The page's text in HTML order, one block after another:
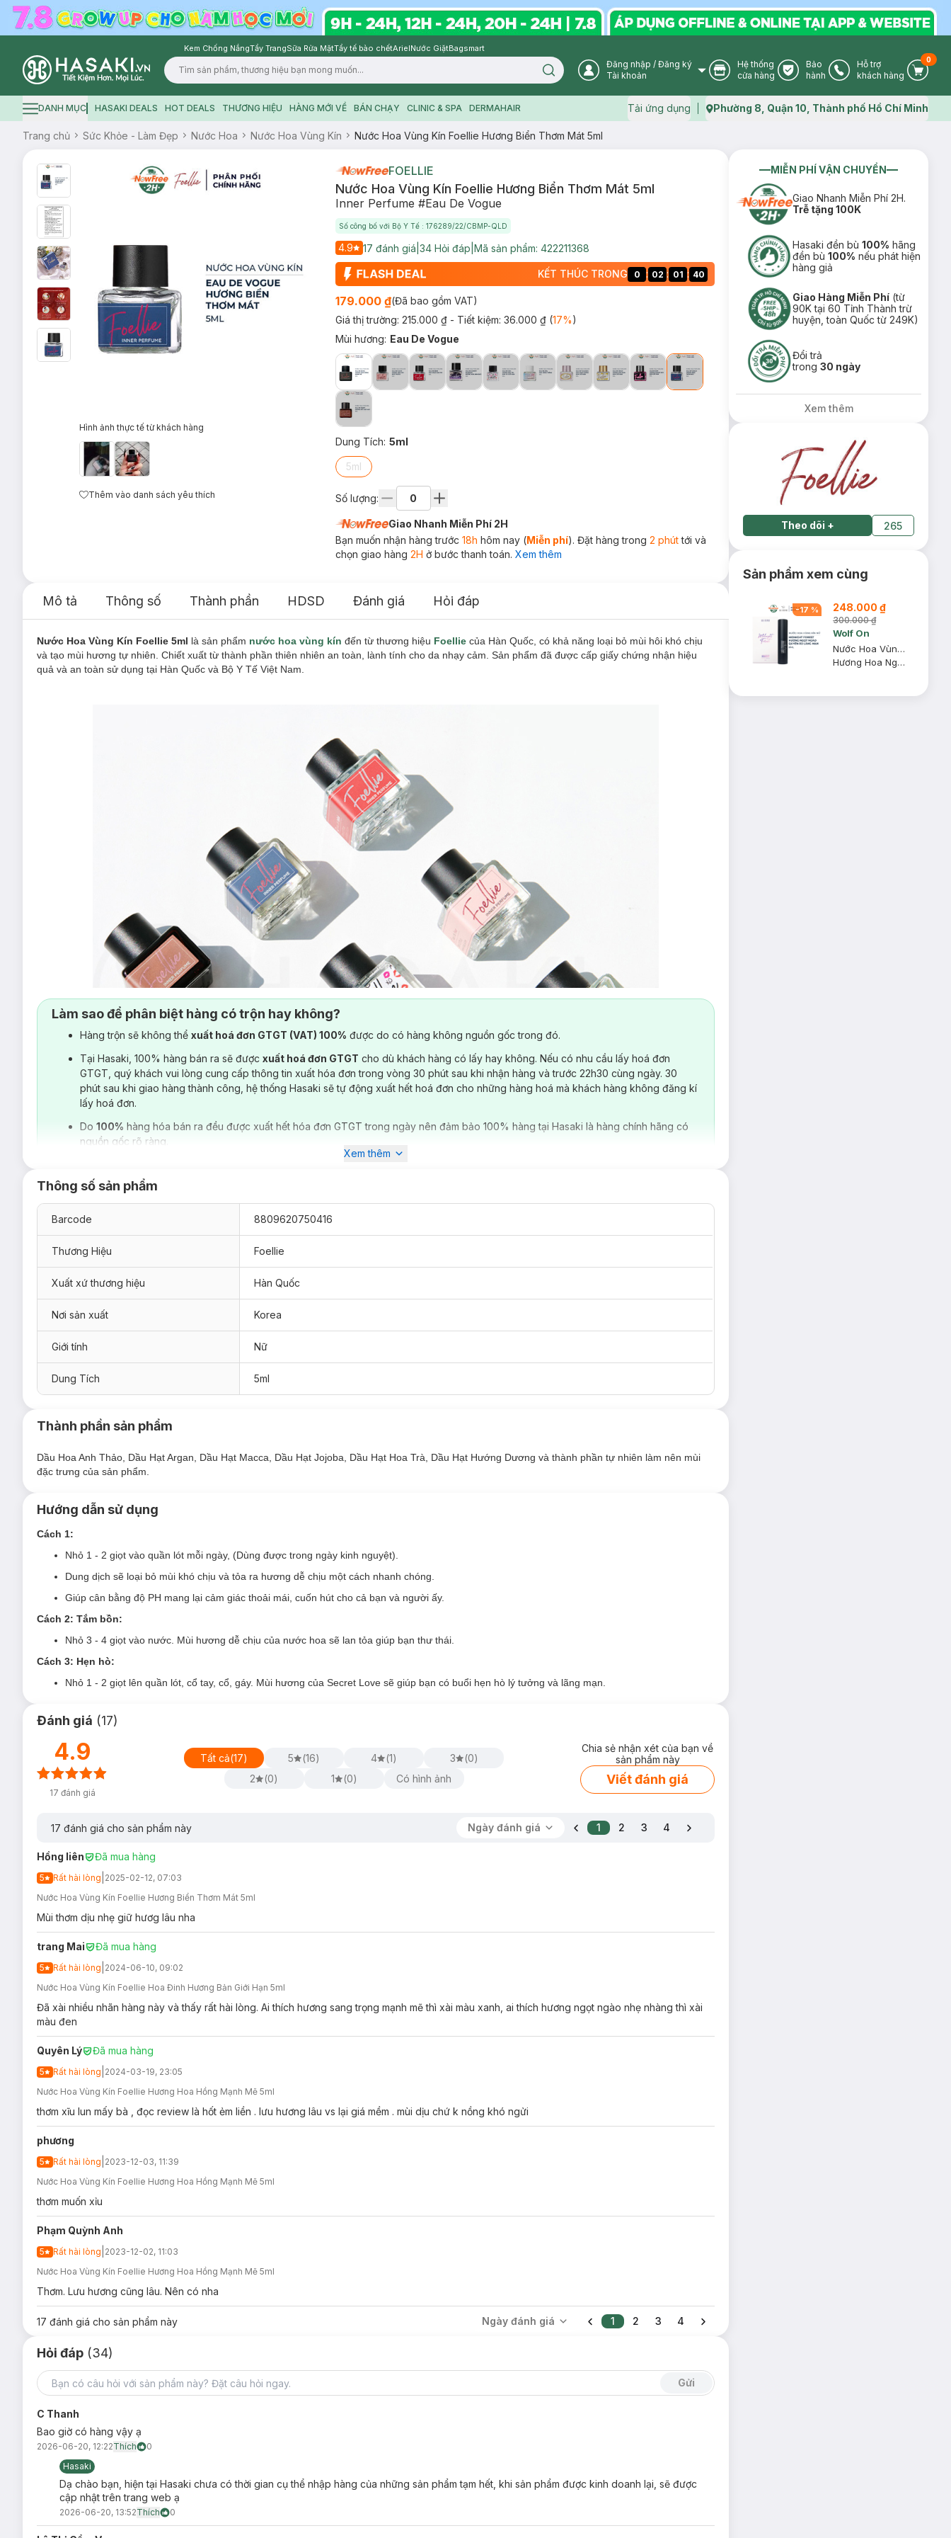
Kem Chống NắngTẩy TrangSữa Rửa MặtTẩy tế bào chếtArielNước GiặtBagsmart
Logo
Search icon User Icon
Đăng nhập / Đăng ký
Tài khoản
Store Icon
Hệ thống
cửa hàng
Warranty Icon
Bảo
hành
Phone Icon
Hỗ trợ
khách hàng
Cart
0
Hamburger icon
DANH MỤC HASAKI DEALS HOT DEALS THƯƠNG HIỆU HÀNG MỚI VỀ BÁN CHẠY CLINIC & SPA DERMAHAIR Tải ứng dụng Map icon
Phường 8, Quận 10, Thành phố Hồ Chí Minh
Trang chủ Sức Khỏe - Làm Đẹp Nước Hoa Nước Hoa Vùng Kín Nước Hoa Vùng Kín Foellie Hương Biển Thơm Mát 5ml
Hình ảnh thực tế từ khách hàng
Thêm vào danh sách yêu thích
FOELLIE
Nước Hoa Vùng Kín Foellie Hương Biển Thơm Mát 5ml
Inner Perfume #Eau De Vogue
Số công bố với Bộ Y Tế : 176289/22/CBMP-QLD
4.9 17 đánh giá 34Hỏi đáp Mã sản phẩm: 422211368
KẾT THÚC TRONG 0 : 02 : 01 : 39
179.000 ₫(Đã bao gồm VAT)
Giá thị trường: 215.000 ₫ - Tiết kiệm: 36.000 ₫(17%)
Mùi hương: Eau De Vogue
Dung Tích: 5ml
5ml
Số lượng:
Giao Nhanh Miễn Phí 2H
Bạn muốn nhận hàng trước 18h hôm nay (Miễn phí). Đặt hàng trong 2 phúttới và
chọn giao hàng 2H ở bước thanh toán. Xem thêm
Mô tả Thông số Thành phần HDSD Đánh giá Hỏi đáp
Nước Hoa Vùng Kín Foellie 5ml là sản phẩm nước hoa vùng kín đến từ thương hiệu Foellie của Hàn Quốc, có khả năng loại bỏ mùi hôi khó chịu
và tạo mùi hương tự nhiên. Chiết xuất từ thành phần thiên nhiên an toàn, lành tính cho da nhạy cảm. Sản phẩm đã được cấp giấy chứng nhận hiệu
quả và an toàn sử dụng tại Hàn Quốc và Bộ Y Tế Việt Nam.
sâu sắc. Đây là màu bán chạy nhất.
Eau De Fleur - Hương Trái Cây Ngọt Ngào (Màu hồng):Hương trái cây dịu nhẹ, ngọt ngào, trẻ trung.
Eau De Bebe - Hương Hoa Ngọc Lan Tây (Màu đỏ):
hương trái cây dịu ngọt nhẹ nhàng.
Eau De Cherry Blossom - Hương Hoa Anh Đào (Màu tím):
thanh lịch, dịu dàng.
Eau De Ciel - Hương Hoa Hồng Trắng (Màu bạc ánh tím hồng):Mùi hoa hồng trắng thanh nhẹ.
Eau De Miel - Hương Dâu Tây (Bản giới hạn XO):
Eau De Venus - Hương Hoa Nhài (Bản giới hạn, màu trắng vàng):
Eau De Noir - Hương Cherry Đen (Bản giới hạn, màu hồng tím):
Eau De Foret - Hương Gỗ Tươi Mát (Màu nâu):Là mùi hương đặc trưng của gỗ ấm áp và đầy quyến rũ cho bạn một cảm giác quý phái.
Eau De Vogue - Hương Biển Thơm Mát (Màu xanh):Mang mùi hương thanh mát của phúc bồn tử và trái táo.
Đối tượng sử dụng Nước Hoa Vùng Kín Foellie Inner Perfume:
Sản phẩm thích hợp cho mọi loại da.
Ưu thế nổi bật của Nước Hoa Vùng Kín Foellie Inner Perfume:
Loại bỏ mùi, vừa mang lại hương thơm dịu nhẹ, quyến rũ cho cô bé. Giúp các cặp đôi thăng hoa hơn trong cuộc yêu cuộc yêu.
Chứaphytoncide
có tác dụng giảm stress.
Chứa thành phần tự nhiên và an toàn với 6 chiết xuất thảo dược và 6 loại dầu thực vật.
duy trì vùng Y ở trạng thái tốt nhất.
99.9% không pha loãng như nước hoa thường, mùi lưu hương lên đến 48 giờ.
Sản phẩm nước hoa vùng kín được bộ Y tế Hàn Quốc cấp phép.
Hướng dẫn bảo quản Nước Hoa Vùng Kín Foellie Inner Perfume:
Tránh ánh nắng trực tiếp, nơi có nhiệt độ cao hoặc ẩm ướt.
Đậy nắp kín sau khi sử dụng.
Làm sao để phân biệt hàng có trộn hay không?
Hàng trộn sẽ không thể xuất hoá đơn GTGT (VAT) 100% được do có hàng không nguồn gốc trong đó.
Tại Hasaki, 100% hàng bán ra sẽ được xuất hoá đơn GTGT cho dù khách hàng có lấy hay không. Nếu có nhu cầu lấy hoá đơn
GTGT, quý khách vui lòng cung cấp thông tin xuất hóa đơn trong vòng 30 phút sau khi nhận hàng và trước 22h30 cùng ngày. 30
phút sau khi giao hàng thành công, hệ thống Hasaki sẽ tự động xuất hết hoá đơn cho những hàng hoá mà khách hàng không đăng kí
lấy hoá đơn.
Do 100% hàng hóa bán ra đều được xuất hết hóa đơn GTGT trong ngày nên đảm bảo 100% hàng tại Hasaki là hàng chính hãng có
nguồn gốc rõ ràng.
Xem thêm
Thông số sản phẩm
Barcode 8809620750416
Thương Hiệu Foellie
Xuất xứ thương hiệu Hàn Quốc
Nơi sản xuất Korea
Giới tính Nữ
Dung Tích 5ml
Thành phần sản phẩm
Dầu Hoa Anh Thảo, Dầu Hạt Argan, Dầu Hạt Macca, Dầu Hạt Jojoba, Dầu Hạt Hoa Trà, Dầu Hạt Hướng Dương và thành phần tự nhiên làm nên mùi
đặc trưng của sản phẩm.
Hướng dẫn sử dụng
Cách 1:
Nhỏ 1 - 2 giọt vào quần lót mỗi ngày, (Dùng được trong ngày kinh nguyệt).
Dung dịch sẽ loại bỏ mùi khó chịu và tỏa ra hương dễ chịu một cách nhanh chóng.
Giúp cân bằng độ PH mang lại cảm giác thoải mái, cuốn hút cho cả bạn và người ấy.
Cách 2: Tắm bồn:
Nhỏ 3 - 4 giọt vào nước. Mùi hương dễ chịu của nước hoa sẽ lan tỏa giúp bạn thư thái.
Cách 3: Hẹn hò:
Nhỏ 1 - 2 giọt lên quần lót, cổ tay, cổ, gáy. Mùi hương của Secret Love sẽ giúp bạn có buổi hẹn hò lý tưởng và lãng mạn.
Đánh giá (17)
4.9
17 đánh giá
Tất cả(17) 5 (16) 4 (1) 3 (0)
2
(0) 1 (0) Có hình ảnh
Chia sẻ nhận xét của bạn về
sản phẩm này
Viết đánh giá
17 đánh giá cho sản phẩm này Ngày đánh giá 1 2 3 4
Hồng liên Đã mua hàng
5 Rất hài lòng 2025-02-12, 07:03
Nước Hoa Vùng Kín Foellie Hương Biển Thơm Mát 5ml
Mùi thơm dịu nhẹ giữ hươg lâu nha
trang Mai Đã mua hàng
5 Rất hài lòng 2024-06-10, 09:02
Nước Hoa Vùng Kín Foellie Hoa Đinh Hương Bản Giới Hạn 5ml
Đã xài nhiều nhãn hàng này và thấy rất hài lòng. Ai thích hương sang trọng mạnh mẽ thì xài màu xanh, ai thích hương ngọt ngào nhẹ nhàng thì xài
màu đen
Quyên Lý Đã mua hàng
5 Rất hài lòng 2024-03-19, 23:05
Nước Hoa Vùng Kín Foellie Hương Hoa Hồng Mạnh Mẽ 5ml
thơm xĩu lun mấy bà , đọc review là hốt ẻm liền . lưu hương lâu vs lại giá mềm . mùi dịu chứ k nồng khó ngửi
phương
5 Rất hài lòng 2023-12-03, 11:39
Nước Hoa Vùng Kín Foellie Hương Hoa Hồng Mạnh Mẽ 5ml
thơm muốn xỉu
Phạm Quỳnh Anh
5 Rất hài lòng 2023-12-02, 11:03
Nước Hoa Vùng Kín Foellie Hương Hoa Hồng Mạnh Mẽ 5ml
Thơm. Lưu hương cũng lâu. Nên có nha
17 đánh giá cho sản phẩm này Ngày đánh giá 1 2 3 4
Hỏi đáp (34)
Gửi
C Thanh
Bao giờ có hàng vậy ạ
2026-06-20, 12:22Thích
0
Hasaki
Dạ chào bạn, hiện tại Hasaki chưa có thời gian cụ thể nhập hàng của những sản phẩm tạm hết, khi sản phẩm được kinh doanh lại, sẽ được
cập nhật trên trang web ạ
2026-06-20, 13:52Thích 0
MIỄN PHÍ VẬN CHUYỂN
Giao Nhanh Miễn Phí 2H.
Trễ tặng 100K
Hasaki đền bù100% hãng
đền bù100% nếu phát hiện
hàng giả
Giao Hàng Miễn Phí (từ
90K tại 60 Tỉnh Thành trừ
huyện, toàn Quốc từ 249K)
Đổi trả
trong30 ngày
Xem thêm
Theo dõi + 265
Sản phẩm xem cùng
-17 % 248.000 ₫
300.000 ₫
Wolf On
Nước Hoa Vùng Kín Nữ Loli And The Wolf Midnight Forest 8ml
Hương Hoa Ngọt Ngào Quyến Rũ Lãng Mạn